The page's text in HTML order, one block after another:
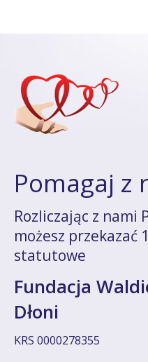
Pomagaj z
Rozliczając z nami
możesz przekazać
statutowe
Fundacja
Dłoni
KRS 0000278355